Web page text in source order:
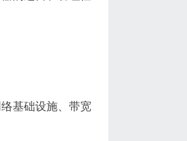
基础设施、带宽